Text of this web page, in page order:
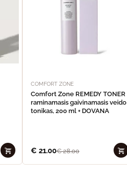
COMFORT ZONE
Comfort Zone REMEDY TONER
raminamasis gaivinamasis veido
tonikas, 200 ml + DOVANA
€ 21.00€28.00